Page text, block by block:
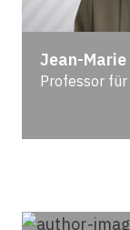
Jean-
Professor